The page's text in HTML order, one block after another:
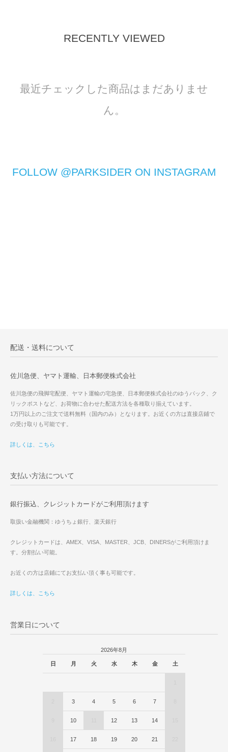
RECENTLY VIEWED
最近チェックした商品はまだありませ
ん。
FOLLOW @PARKSIDER ON INSTAGRAM
配送・送料について
佐川急便、ヤマト運輸、日本郵便株式会社
佐川急便の飛脚宅配便、ヤマト運輸の宅急便、日本郵便株式会社のゆうパック、ク
リックポストなど、お荷物に合わせた配送方法を各種取り揃えています。
1万円以上のご注文で送料無料（国内のみ）となります。お近くの方は直接店鋪で
の受け取りも可能です。
詳しくは、こちら
支払い方法について
銀行振込、クレジットカードがご利用頂けます
取扱い金融機関：ゆうちょ銀行、楽天銀行
クレジットカードは、AMEX、VISA、MASTER、JCB、DINERSがご利用頂けま
す。分割払い可能。
お近くの方は店鋪にてお支払い頂く事も可能です。
詳しくは、こちら
営業日について
2026年8月
日 月 火 水 木 金 土
3 4 5 6 7
10 12 13 14
17 18 19 20 21